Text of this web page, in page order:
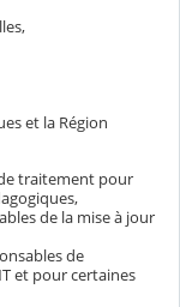
et la Région
traitement pour
de la mise à jour
de
et pour certaines